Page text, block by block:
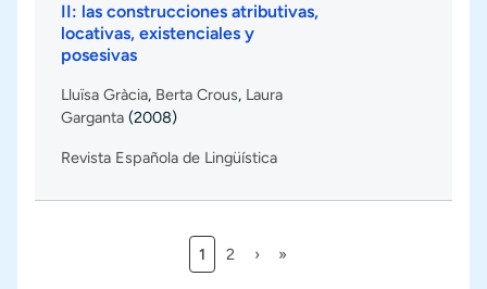
II: las construcciones atributivas,
locativas, existenciales y
posesivas
Lluïsa Gràcia, Berta Crous, Laura
Garganta (2008)
Revista Española de Lingüística
Paginación
Página actual
1 Página
2 Siguiente página
› Última página
»